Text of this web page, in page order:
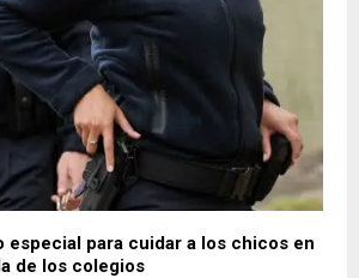
especial para cuidar a los chicos en
de los colegios